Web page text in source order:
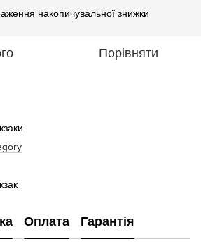
накопичувальної знижки
Порівняти
Оплата Гарантія